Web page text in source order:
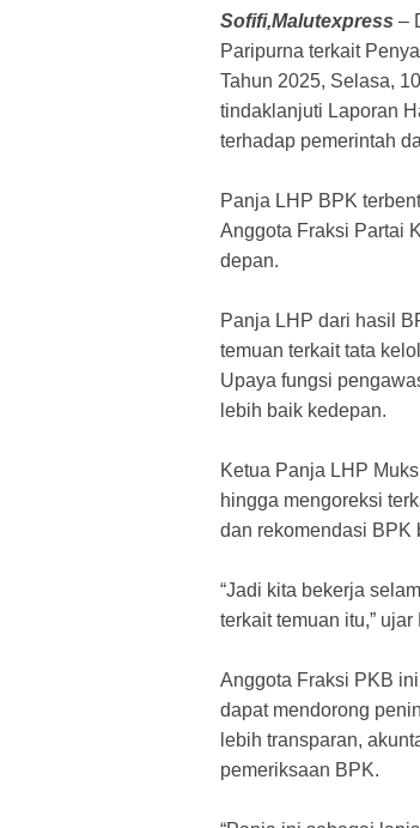
Sofifi,Malutexpress –
Paripurna terkait
Tahun 2025, Selasa,
tindaklanjuti Laporan
terhadap pemerintah
Panja LHP BPK
Anggota Fraksi Partai
depan.
Panja LHP dari hasil
temuan terkait tata
Upaya fungsi
lebih baik kedepan.
Ketua Panja LHP
hingga mengoreksi
dan rekomendasi BPK
“Jadi kita bekerja
terkait temuan itu,” ujar
Anggota Fraksi PKB
dapat mendorong
lebih transparan,
pemeriksaan BPK.